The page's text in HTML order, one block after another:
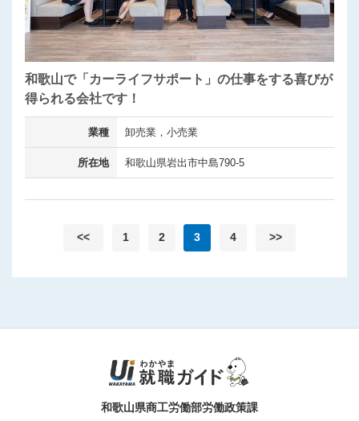
和歌山で「カーライフサポート」の仕事をする喜びが
得られる会社です！
業種 卸売業，小売業
所在地 和歌山県岩出市中島790-5
<< 1 2 3 4 >>
和歌山県商工労働部労働政策課